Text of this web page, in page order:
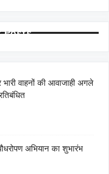
Posts
वाहनों की आवाजाही अगले
अभियान का शुभारंभ